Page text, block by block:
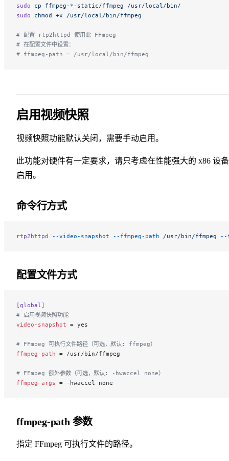
sudo cp ffmpeg- *-static/ffmpeg /usr/local/bin/
sudo chmod +x /usr/local/bin/ffmpeg
# 配置 rtp2httpd 使用此 FFmpeg
# 在配置文件中设置：
# ffmpeg-path = /usr/local/bin/ffmpeg
启用视频快照
视频快照功能默认关闭，需要手动启用。
此功能对硬件有一定要求，请只考虑在性能强大的 x86 设
启用。
命令行方式
rtp2httpd --video-snapshot --ffmpeg-path /usr/bin/ffmpeg --
配置文件方式
[global]
# 启用视频快照功能
video-snapshot = yes
# FFmpeg 可执行文件路径（可选，默认: ffmpeg）
ffmpeg-path = /usr/bin/ffmpeg
# FFmpeg 额外参数（可选，默认: -hwaccel none）
ffmpeg-args = -hwaccel none
ffmpeg-path 参数
指定 FFmpeg 可执行文件的路径。